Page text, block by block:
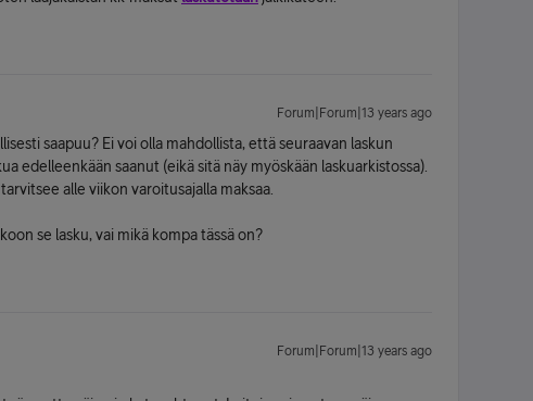
Forum|Forum|13 years ago
saapuu? Ei voi olla mahdollista, että seuraavan laskun
edelleenkään saanut (eikä sitä näy myöskään laskuarkistossa).
alle viikon varoitusajalla maksaa.
se lasku, vai mikä kompa tässä on?
Forum|Forum|13 years ago